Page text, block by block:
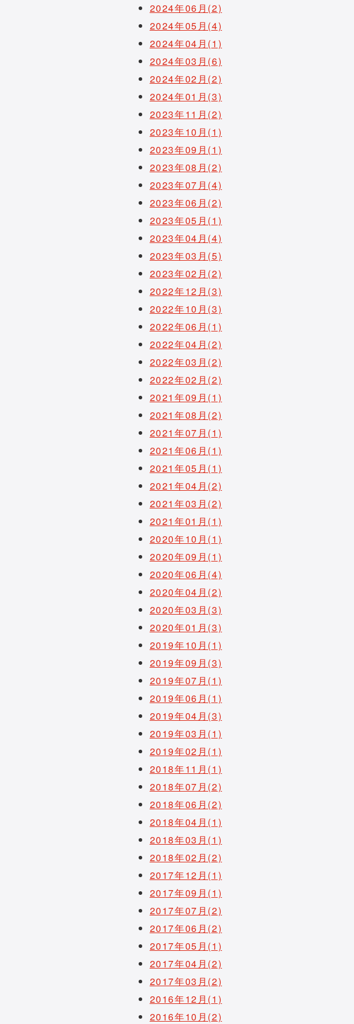
2024年06月(2)
2024年05月(4)
2024年04月(1)
2024年03月(6)
2024年02月(2)
2024年01月(3)
2023年11月(2)
2023年10月(1)
2023年09月(1)
2023年08月(2)
2023年07月(4)
2023年06月(2)
2023年05月(1)
2023年04月(4)
2023年03月(5)
2023年02月(2)
2022年12月(3)
2022年10月(3)
2022年06月(1)
2022年04月(2)
2022年03月(2)
2022年02月(2)
2021年09月(1)
2021年08月(2)
2021年07月(1)
2021年06月(1)
2021年05月(1)
2021年04月(2)
2021年03月(2)
2021年01月(1)
2020年10月(1)
2020年09月(1)
2020年06月(4)
2020年04月(2)
2020年03月(3)
2020年01月(3)
2019年10月(1)
2019年09月(3)
2019年07月(1)
2019年06月(1)
2019年04月(3)
2019年03月(1)
2019年02月(1)
2018年11月(1)
2018年07月(2)
2018年06月(2)
2018年04月(1)
2018年03月(1)
2018年02月(2)
2017年12月(1)
2017年09月(1)
2017年07月(2)
2017年06月(2)
2017年05月(1)
2017年04月(2)
2017年03月(2)
2016年12月(1)
2016年10月(2)